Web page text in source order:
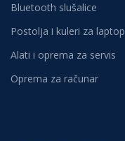
Bluetooth slušalice
Postolja i kuleri za laptop
Alati i oprema za servis
Oprema za računar